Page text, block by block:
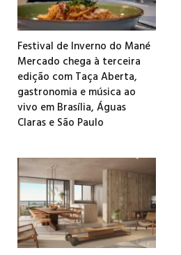
Festival de Inverno do Mané
Mercado chega à terceira
edição com Taça Aberta,
gastronomia e música ao
vivo em Brasília, Águas
Claras e São Paulo